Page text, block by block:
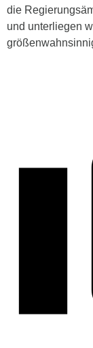
die
und unterliegen